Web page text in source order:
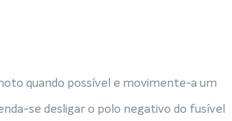
quando possível e movimente-a um
se desligar o polo negativo do fusível